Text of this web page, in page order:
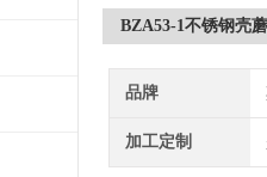
BZA53-1不锈钢壳
品牌
加工定制